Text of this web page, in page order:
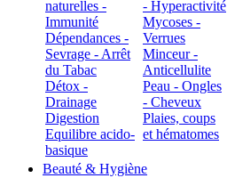
naturelles -
Immunité
Dépendances -
Sevrage - Arrêt
du Tabac
Détox -
Drainage
Digestion
Equilibre acido-
basique
- Hyperactivité
Mycoses -
Verrues
Minceur -
Anticellulite
Peau - Ongles
- Cheveux
Plaies, coups
et hématomes
Beauté & Hygiène